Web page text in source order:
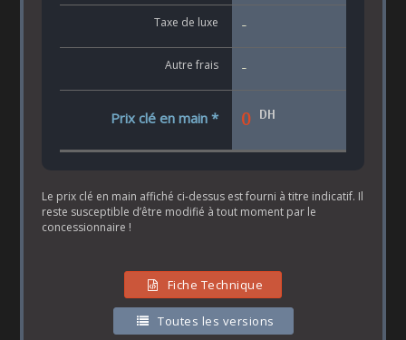
Taxe de luxe -
Autre frais -
Prix clé en main * 0 DH
Le prix clé en main affiché ci-dessus est fourni à titre indicatif. Il
reste susceptible d’être modifié à tout moment par le
concessionnaire !
Fiche Technique
Toutes les versions